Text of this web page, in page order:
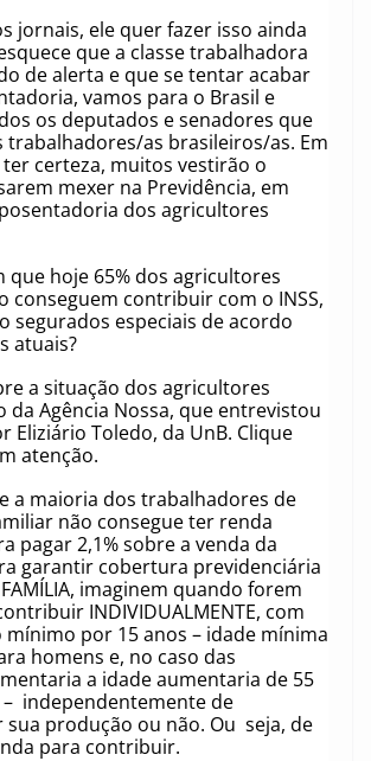
jornais, ele quer fazer isso ainda
que a classe trabalhadora
de alerta e que se tentar acabar
vamos para o Brasil e
os deputados e senadores que
as brasileiros/as. Em
certeza, muitos vestirão o
mexer na Previdência, em
dos agricultores
que hoje 65% dos agricultores
conseguem contribuir com o INSS,
segurados especiais de acordo
atuais?
a situação dos agricultores
da Agência Nossa, que entrevistou
Eliziário Toledo, da UnB. Clique
atenção.
a maioria dos trabalhadores de
não consegue ter renda
pagar 2,1% sobre a venda da
garantir cobertura previdenciária
imaginem quando forem
INDIVIDUALMENTE, com
mínimo por 15 anos – idade mínima
homens e, no caso das
a idade aumentaria de 55
– independentemente de
sua produção ou não. Ou seja, de
para contribuir.